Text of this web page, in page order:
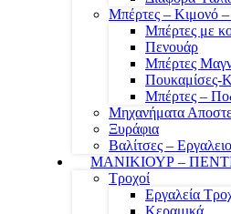
Μπέρτες – Κιμονό
Μπέρτες με
Πενουάρ
Μπέρτες
Πουκαμίσες-
Μπέρτες –
Μηχανήματα
Ξυράφια
Βαλίτσες –
ΜΑΝΙΚΙΟΥΡ –
Τροχοί
Εργαλεία
Κεραμικά